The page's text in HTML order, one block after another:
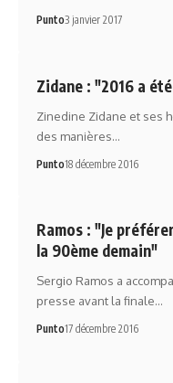
Punto3 janvier 2017
Zidane : "2016 a
Zinedine Zidane et ses
des manières…
Punto18 décembre 2016
Ramos : "Je
la 90ème demain"
Sergio Ramos a
presse avant la finale…
Punto17 décembre 2016